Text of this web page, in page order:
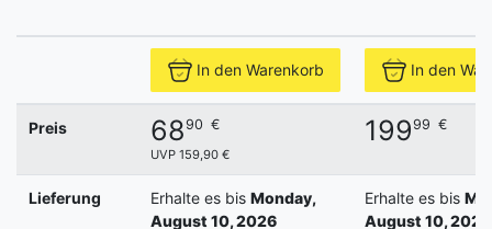
In den Warenkorb In den
Preis 6890 €
UVP 159,90 €
19999 €
Lieferung Erhalte es bis Monday,
August 10, 2026
Erhalte es bis
August 10, 2026